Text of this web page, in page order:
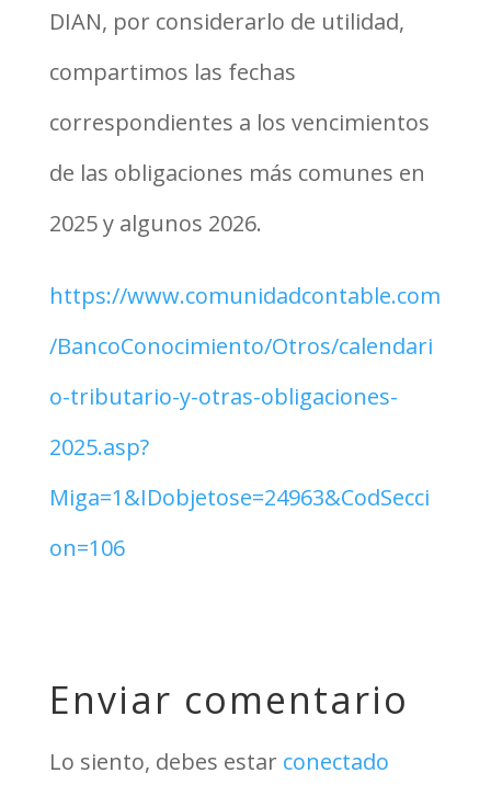
DIAN, por considerarlo de utilidad,
compartimos las fechas
correspondientes a los vencimientos
de las obligaciones más comunes en
2025 y algunos 2026.
https://www.comunidadcontable.com
/BancoConocimiento/Otros/calendari
o-tributario-y-otras-obligaciones-
2025.asp?
Miga=1&IDobjetose=24963&CodSecci
on=106
Enviar comentario
Lo siento, debes estar conectado